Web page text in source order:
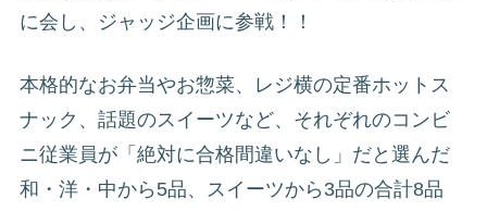
に会し、ジャッジ企画に参戦！！
本格的なお弁当やお惣菜、レジ横の定番ホットス
ナック、話題のスイーツなど、それぞれのコンビ
ニ従業員が「絶対に合格間違いなし」だと選んだ
和・洋・中から5品、スイーツから3品の合計8品